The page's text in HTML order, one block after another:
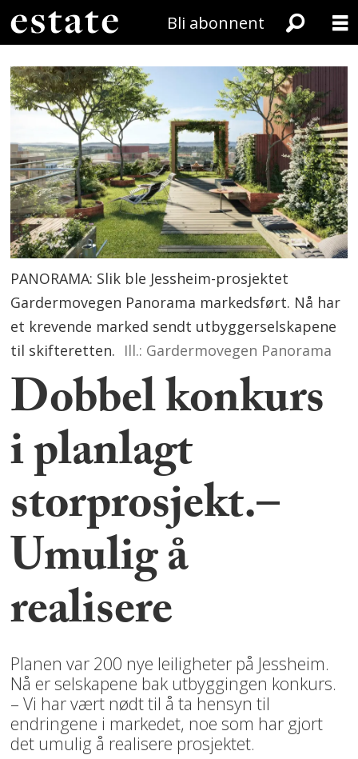
Bli abonnent
PANORAMA: Slik ble Jessheim-prosjektet
Gardermovegen Panorama markedsført. Nå har
et krevende marked sendt utbyggerselskapene
til skifteretten. Ill.: Gardermovegen Panorama
Dobbel konkurs
i planlagt
storprosjekt.–
Umulig å
realisere
Planen var 200 nye leiligheter på Jessheim.
Nå er selskapene bak utbyggingen konkurs.
– Vi har vært nødt til å ta hensyn til
endringene i markedet, noe som har gjort
det umulig å realisere prosjektet.